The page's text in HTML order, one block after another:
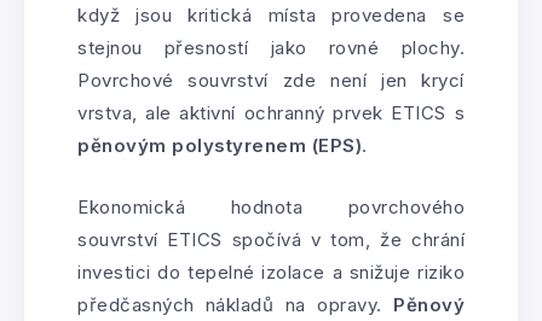
když jsou kritická místa provedena se
stejnou přesností jako rovné plochy.
Povrchové souvrství zde není jen krycí
vrstva, ale aktivní ochranný prvek ETICS s
pěnovým polystyrenem (EPS).
Ekonomická hodnota povrchového
souvrství ETICS spočívá v tom, že chrání
investici do tepelné izolace a snižuje riziko
předčasných nákladů na opravy. Pěnový